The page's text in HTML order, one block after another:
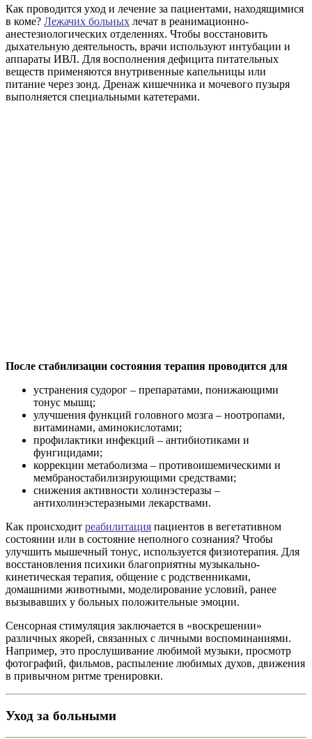
Как проводится уход и лечение за пациентами, находящимися
в коме? Лежачих больных лечат в реанимационно-
анестезиологических отделениях. Чтобы восстановить
дыхательную деятельность, врачи используют интубации и
аппараты ИВЛ. Для восполнения дефицита питательных
веществ применяются внутривенные капельницы или
питание через зонд. Дренаж кишечника и мочевого пузыря
выполняется специальными катетерами.
После стабилизации состояния терапия проводится для
устранения судорог – препаратами, понижающими
тонус мышц;
улучшения функций головного мозга – ноотропами,
витаминами, аминокислотами;
профилактики инфекций – антибиотиками и
фунгицидами;
коррекции метаболизма – противоишемическими и
мембраностабилизирующими средствами;
снижения активности холинэстеразы –
антихолинэстеразными лекарствами.
Как происходит реабилитация пациентов в вегетативном
состоянии или в состояние неполного сознания? Чтобы
улучшить мышечный тонус, используется физиотерапия. Для
восстановления психики благоприятны музыкально-
кинетическая терапия, общение с родственниками,
домашними животными, моделирование условий, ранее
вызывавших у больных положительные эмоции.
Сенсорная стимуляция заключается в «воскрешении»
различных якорей, связанных с личными воспоминаниями.
Например, это прослушивание любимой музыки, просмотр
фотографий, фильмов, распыление любимых духов, движения
в привычном ритме тренировки.
Уход за больными